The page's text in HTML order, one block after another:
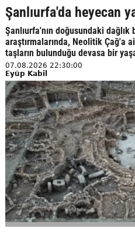
Şanlıurfa'da heyecan
Şanlıurfa'nın doğusundaki
araştırmalarında, Neolitik Çağ'a
taşların bulunduğu devasa bir
07.08.2026 22:30:00
Eyüp Kabil